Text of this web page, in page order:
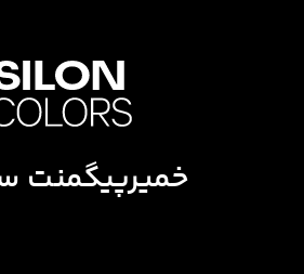
خمیرپیگمنت